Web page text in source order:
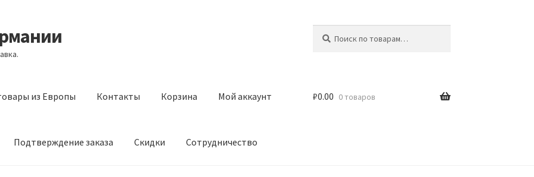
из Европы Контакты Корзина Мой аккаунт
Подтверждение заказа Скидки Сотрудничество
₽0.00 0 товаров